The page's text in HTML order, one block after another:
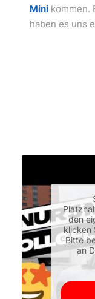
Minikommen.
haben es uns
den
klicken
Bitte
an